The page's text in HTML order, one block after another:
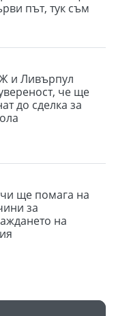
път, тук съм
и Ливърпул
че ще
до сделка за
ще помага на
за
на